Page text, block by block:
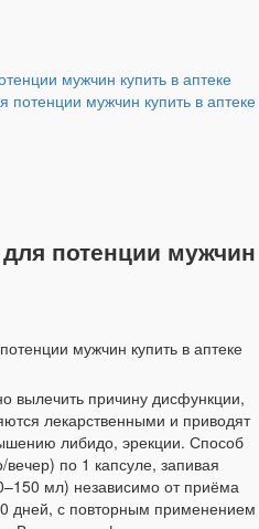
мужчин купить в аптеке
мужчин купить в аптеке
потенции мужчин
вылечить причину дисфункции,
лекарственными и приводят
либидо, эрекции. Способ
по 1 капсуле, запивая
мл) независимо от приёма
дней, с повторным применением